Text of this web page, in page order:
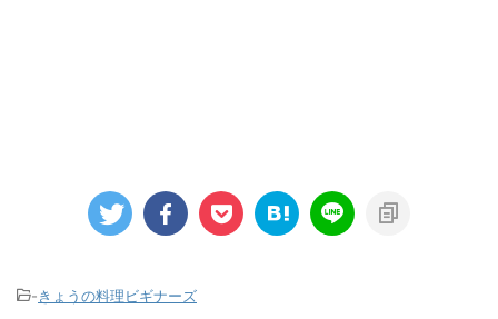
-きょうの料理ビギナーズ